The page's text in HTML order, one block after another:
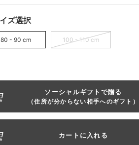
ズ選択
80 - 90 cm 100 - 110 cm
ソーシャルギフトで贈る
（住所が分からない相手へのギフト）
カートに入れる